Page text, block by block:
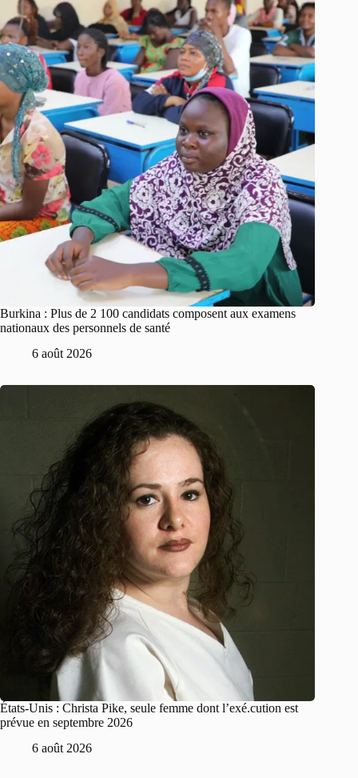
Burkina : Plus de 2 100 candidats composent aux examens
nationaux des personnels de santé
6 août 2026
États-Unis : Christa Pike, seule femme dont l’exé.cution est
prévue en septembre 2026
6 août 2026